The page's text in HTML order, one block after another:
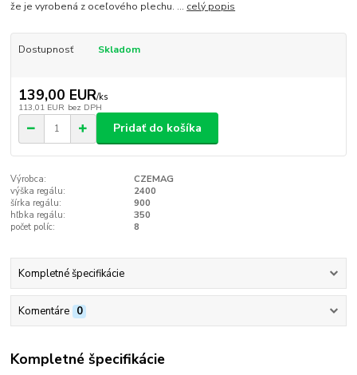
že je vyrobená z oceľového plechu. ... celý popis
Dostupnosť Skladom
139,00 EUR/ks
113,01 EUR bez DPH
Pridať do košíka
Výrobca:
CZEMAG
výška regálu:
2400
šírka regálu:
900
hľbka regálu:
350
počet políc:
8
Kompletné špecifikácie
Komentáre 0
Kompletné špecifikácie